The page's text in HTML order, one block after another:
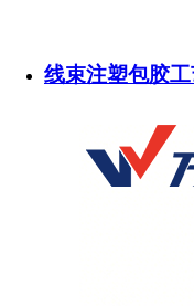
线束注塑包胶